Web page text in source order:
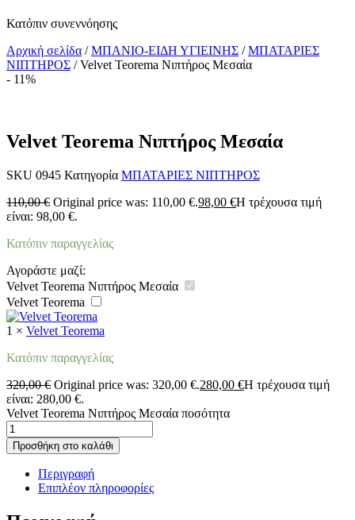
Κατόπιν συνεννόησης
Αρχική σελίδα /ΜΠΑΝΙΟ-ΕΙΔΗ ΥΓΙΕΙΝΗΣ /ΜΠΑΤΑΡΙΕΣ
ΝΙΠΤΗΡΟΣ / Velvet Teorema Νιπτήρος Μεσαία
- 11%
Velvet Teorema Νιπτήρος Μεσαία
SKU 0945 Κατηγορία ΜΠΑΤΑΡΙΕΣ ΝΙΠΤΗΡΟΣ
110,00€ Original price was: 110,00 €.98,00 €Η τρέχουσα τιμή
είναι: 98,00 €.
Κατόπιν παραγγελίας
Αγοράστε μαζί:
Velvet Teorema Νιπτήρος Μεσαία
Velvet Teorema
1 × Velvet Teorema
Κατόπιν παραγγελίας
320,00€ Original price was: 320,00 €.280,00 €Η τρέχουσα τιμή
είναι: 280,00 €.
Velvet Teorema Νιπτήρος Μεσαία ποσότητα
Προσθήκη στο καλάθι
Περιγραφή
Επιπλέον πληροφορίες